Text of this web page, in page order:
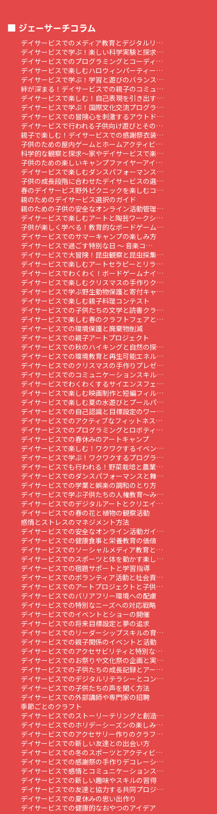
ジェーサーチコラム
デイサービスでのメディア教育とデジタルリ…
デイサービスで学ぶ！楽しい科学実験と探求…
デイサービスでのプログラミングとコーディ…
デイサービスで楽しむハロウィンパーティー…
デイサービスで学ぶ！学習と遊びのバランス…
絆が深まる！デイサービスでの親子のコミュ…
デイサービスで楽しむ！自己表現を引き出す…
デイサービスで学ぶ！国際文化交流プログラ…
デイサービスでの冒険心を刺激するアウトド…
デイサービスで行われる子供向け遊びとその…
親子で楽しむ！デイサービスでの感謝祭衣装…
子供のための屋内ゲームとホームアクティビ…
科学的な観察と探求～家やデイサービスで楽…
子供のための楽しいキャンプファイヤーアイ…
デイサービスで楽しむダンスパフォーマンス…
子供の成長段階に合わせたデイサービスの選…
春のデイサービス野外ピクニックを楽しむコ…
親のためのデイサービス選択のガイド
親のための子供の安全なオンライン活動管理…
デイサービスで楽しむアートと陶芸ワークシ…
子供が楽しく学べる！教育的なボードゲーム…
デイサービスでのサマーキャンプの楽しみ方
デイサービスで過ごす特別な日 ～ 音楽コ…
デイサービスで大冒険！昆虫観察と昆虫採集…
デイサービスで楽しむアートセラピーとリラ…
デイサービスでわくわく！ボードゲームナイ…
デイサービスで楽しむクリスマスの手作りク…
デイサービスで学ぶ野生動物保護と寄付キャ…
デイサービスで楽しむ親子料理コンテスト
デイサービスでの子供たちの文学と読書クラ…
デイサービスで楽しむ春のクラフトフェアと…
デイサービスでの環境保護と廃棄物削減
デイサービスでの親子アートプロジェクト
デイサービスでの秋のハイキングと自然の探…
デイサービスでの環境教育と再生可能エネル…
デイサービスでのクリスマスの手作りプレゼ…
デイサービスでのコミュニケーションスキル…
デイサービスでわくわくするサイエンスフェ…
デイサービスで楽しむ映画制作と短編フィル…
デイサービスで楽しむ夏の水遊びとプールパ…
デイサービスでの自己認識と目標設定のワー…
デイサービスでのアクティブなフィットネス…
デイサービスでのプログラミングとロボティ…
デイサービスでの春休みのアートキャンプ
デイサービスで楽しむ！ワクワクするイベン…
デイサービスで学ぶ！ワクワクするプログラ…
デイサービスでも行われる！野菜栽培と農業…
デイサービスでのダンスパフォーマンスと舞…
デイサービスでの学業と娯楽の調和のとり方
デイサービスで学ぶ子供たちの人権教育～み…
デイサービスでのデジタルアートとクリエイ…
デイサービスでの春の花と植物の観察活動
感情とストレスのマネジメント方法
デイサービスでの安全なオンライン活動ガイ…
デイサービスでの健康食事と栄養教育の価値
デイサービスでのソーシャルメディア教育と…
デイサービスでのスポーツと体を動かす楽し…
デイサービスでの宿題サポートと学習指導
デイサービスでのボランティア活動と社会貢…
デイサービスでのアートプロジェクトと子供…
デイサービスでのバリアフリー環境への配慮
デイサービスでの特別なニーズへの対応戦略
デイサービスでのイベントとショーの開催
デイサービスでの将来目標設定と夢の追求
デイサービスでのリーダーシップスキルの育…
デイサービスでの親子関係のイベントと活動
デイサービスでのアクセサビリティと特別な…
デイサービスでのお祭りや文化祭の企画と実…
デイサービスでの子供たちの成長記録とアー…
デイサービスでのデジタルリテラシーとコン…
デイサービスでの子供たちの声を聞く方法
デイサービスでの外部講師や専門家の招聘
季節ごとのクラフト
デイサービスでのストーリーテリングと創造…
デイサービスでのホリデーシーズンの楽しみ…
デイサービスでのアクセサリー作りのクラフ…
デイサービスでの新しい友達との出会い方
デイサービスでの冬のスポーツとアクティビ…
デイサービスでの感謝祭の手作りデコレーシ…
デイサービスで感情とコミュニケーションス…
デイサービスでの新しい趣味やスキルの習得
デイサービスでの友達と協力する共同プロジ…
デイサービスでの夏休みの思い出作り
デイサービスでの健康的なおやつのアイデア